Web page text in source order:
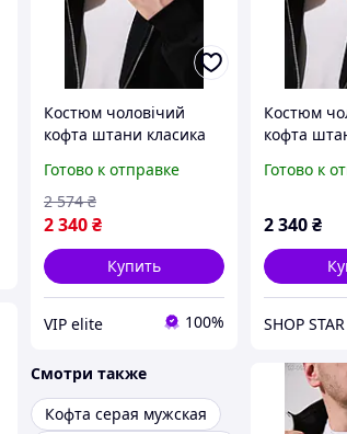
Костюм чоловічий
кофта штани класика
Готово к отправке
2 340₴
2 574 ₴
Купить
VIP elite 100%
Костюм
кофта
Готово к
2 340₴
SHOP STAR
Смотри также
Кофта серая мужская